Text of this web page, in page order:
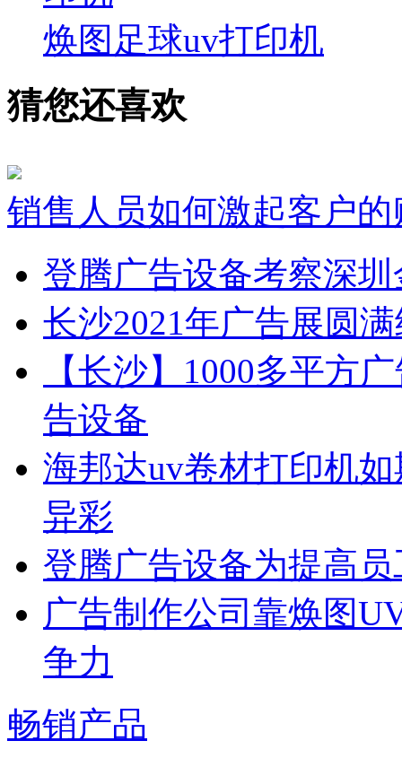
焕图足球uv打印机
猜您还喜欢
销售人员如何激起客户的
登腾广告设备考察深
长沙2021年广告展圆
【长沙】1000多平方
告设备
海邦达uv卷材打印机
异彩
登腾广告设备为提高
广告制作公司靠焕图
争力
畅销产品